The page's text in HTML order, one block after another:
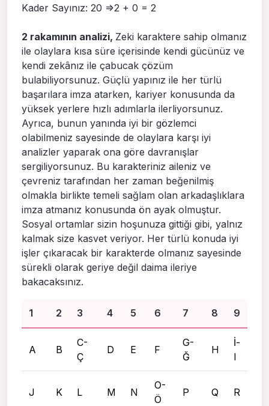
Kader Sayınız: 20 =>2 + 0 = 2
2 rakamının analizi, Zeki karaktere sahip olmanız
ile olaylara kısa süre içerisinde kendi gücünüz ve
kendi zekânız ile çabucak çözüm
bulabiliyorsunuz. Güçlü yapınız ile her türlü
başarılara imza atarken, kariyer konusunda da
yüksek yerlere hızlı adımlarla ilerliyorsunuz.
Ayrıca, bunun yanında iyi bir gözlemci
olabilmeniz sayesinde de olaylara karşı iyi
analizler yaparak ona göre davranışlar
sergiliyorsunuz. Bu karakteriniz aileniz ve
çevreniz tarafından her zaman beğenilmiş
olmakla birlikte temeli sağlam olan arkadaşlıklara
imza atmanız konusunda ön ayak olmuştur.
Sosyal ortamlar sizin hoşunuza gittiği gibi, yalnız
kalmak size kasvet veriyor. Her türlü konuda iyi
işler çıkaracak bir karakterde olmanız sayesinde
sürekli olarak geriye değil daima ileriye
bakacaksınız.
1 2 3 4 5 6 7 8 9
A B
C-
Ç
D E F
G-
Ğ
H
İ-
I
J K L M N
O-
Ö
P Q R